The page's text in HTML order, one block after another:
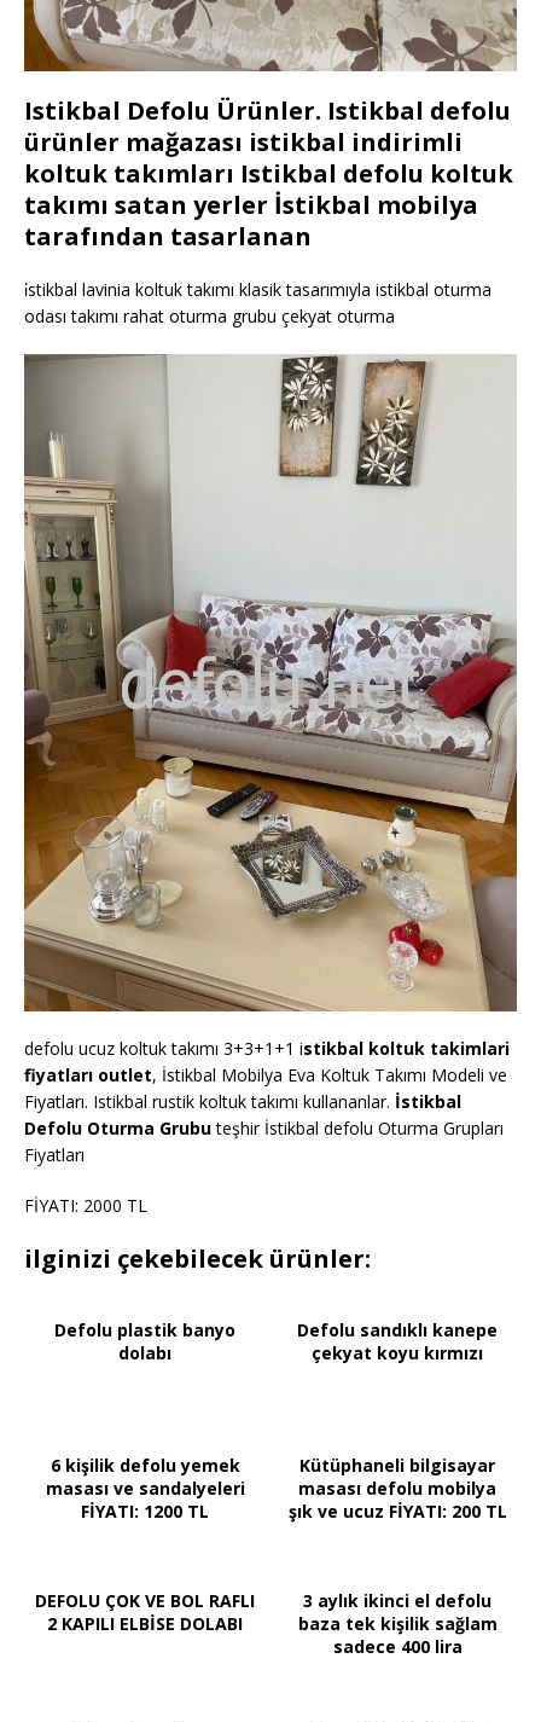
Istikbal Defolu Ürünler. Istikbal defolu
ürünler mağazası istikbal indirimli
koltuk takımları Istikbal defolu koltuk
takımı satan yerler İstikbal mobilya
tarafından tasarlanan
i̇stikbal lavinia koltuk takımı klasik tasarımıyla istikbal oturma
odası takımı rahat oturma grubu çekyat oturma
defolu ucuz koltuk takımı 3+3+1+1 istikbal koltuk takimlari
fiyatları outlet, İstikbal Mobilya Eva Koltuk Takımı Modeli ve
Fiyatları. Istikbal rustik koltuk takımı kullananlar. İstikbal
Defolu Oturma Grubuteşhir İstikbal defolu Oturma Grupları
Fiyatları
FİYATI: 2000 TL
ilginizi çekebilecek ürünler:
Defolu plastik banyo
dolabı
Defolu sandıklı kanepe
çekyat koyu kırmızı
6 kişilik defolu yemek
masası ve sandalyeleri
FİYATI: 1200 TL
Kütüphaneli bilgisayar
masası defolu mobilya
şık ve ucuz FİYATI: 200 TL
DEFOLU ÇOK VE BOL RAFLI
2 KAPILI ELBİSE DOLABI
3 aylık ikinci el defolu
baza tek kişilik sağlam
sadece 400 lira